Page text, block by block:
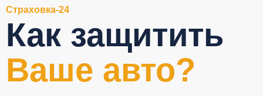
Страховка-24
Как защитить
Ваше авто?